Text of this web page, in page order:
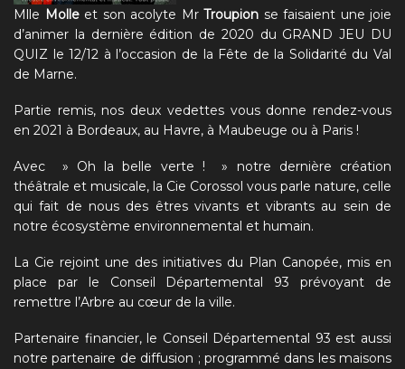
Mlle Molleet son acolyte Mr Troupion se faisaient une joie
d’animer la dernière édition de 2020 du GRAND JEU DU
QUIZ le 12/12 à l’occasion de la Fête de la Solidarité du Val
de Marne.
Partie remis, nos deux vedettes vous donne rendez-vous
en 2021 à Bordeaux, au Havre, à Maubeuge ou à Paris !
Avec » Oh la belle verte ! » notre dernière création
théâtrale et musicale, la Cie Corossol vous parle nature, celle
qui fait de nous des êtres vivants et vibrants au sein de
notre écosystème environnemental et humain.
La Cie rejoint une des initiatives du Plan Canopée, mis en
place par le Conseil Départemental 93 prévoyant de
remettre l’Arbre au cœur de la ville.
Partenaire financier, le Conseil Départemental 93 est aussi
notre partenaire de diffusion ; programmé dans les maisons